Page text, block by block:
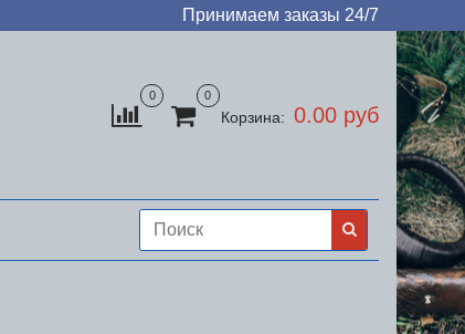
Принимаем заказы 24/7
0 0
Корзина: 0.00 руб